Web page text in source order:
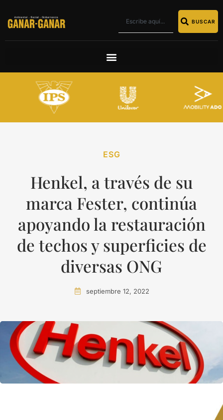
BUSCAR
ESG
Henkel, a través de su
marca Fester, continúa
apoyando la restauración
de techos y superficies de
diversas ONG
septiembre 12, 2022